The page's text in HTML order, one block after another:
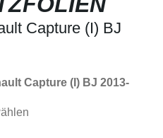
Capture (I) BJ
Capture (I) BJ 2013-